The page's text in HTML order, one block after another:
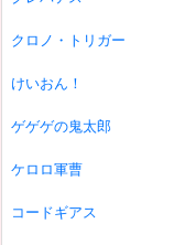
クロノ・トリガー
けいおん！
ゲゲゲの鬼太郎
ケロロ軍曹
コードギアス